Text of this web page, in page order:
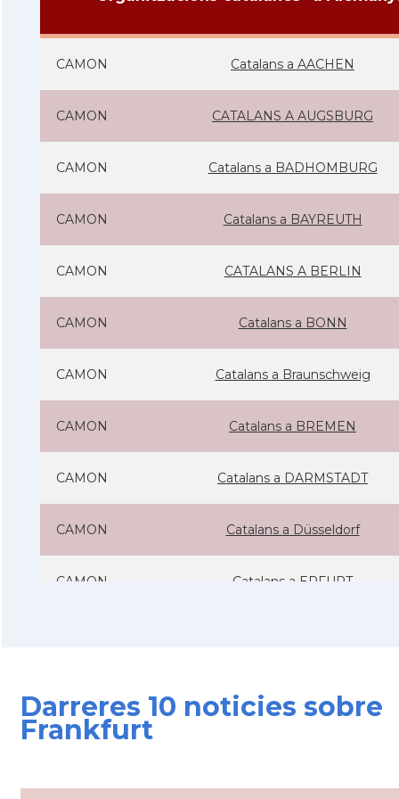
CAMON Catalans a AACHEN
CAMON CATALANS A AUGSBURG
CAMON Catalans a BADHOMBURG
CAMON Catalans a BAYREUTH
CAMON CATALANS A BERLIN
CAMON Catalans a BONN
CAMON Catalans a Braunschweig
CAMON Catalans a BREMEN
CAMON Catalans a DARMSTADT
CAMON Catalans a Düsseldorf
CAMON Catalans a ERFURT
CAMON
CAMON Catalans a Hamburg
Darreres 10 noticies sobre
Frankfurt